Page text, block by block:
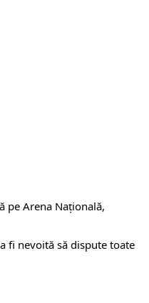
pe Arena Națională,
fi nevoită să dispute toate